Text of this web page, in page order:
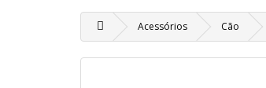
Acessórios Cão